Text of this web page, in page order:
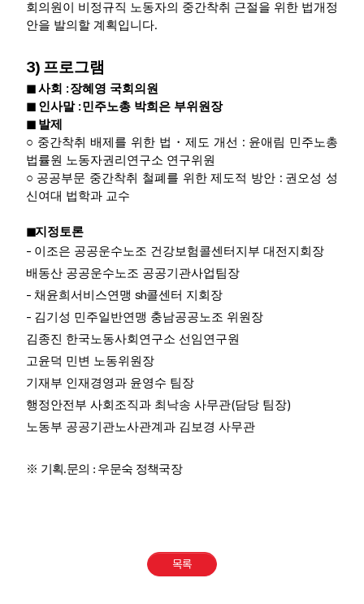
회의원이 비정규직 노동자의 중간착취 근절을 위한 법개정
안을 발의할 계획입니다.
3) 프로그램
◼사회 :장혜영 국회의원
◼ 인사말 :민주노총 박희은 부위원장
◼ 발제
○ 중간착취 배제를 위한 법 ・ 제도 개선 : 윤애림 민주노총
법률원 노동자권리연구소 연구위원
○ 공공부문 중간착취 철폐를 위한 제도적 방안 : 권오성 성
신여대 법학과 교수
◼지정토론
- 이조은 공공운수노조 건강보험콜센터지부 대전지회장
배동산 공공운수노조 공공기관사업팀장
- 채윤희서비스연맹 sh콜센터 지회장
- 김기성 민주일반연맹 충남공공노조 위원장
김종진 한국노동사회연구소 선임연구원
고윤덕 민변 노동위원장
기재부 인재경영과 윤영수 팀장
행정안전부 사회조직과 최낙송 사무관(담당 팀장)
노동부 공공기관노사관계과 김보경 사무관
※ 기획.문의 : 우문숙 정책국장
목록